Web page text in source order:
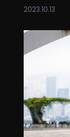
2023.10.13